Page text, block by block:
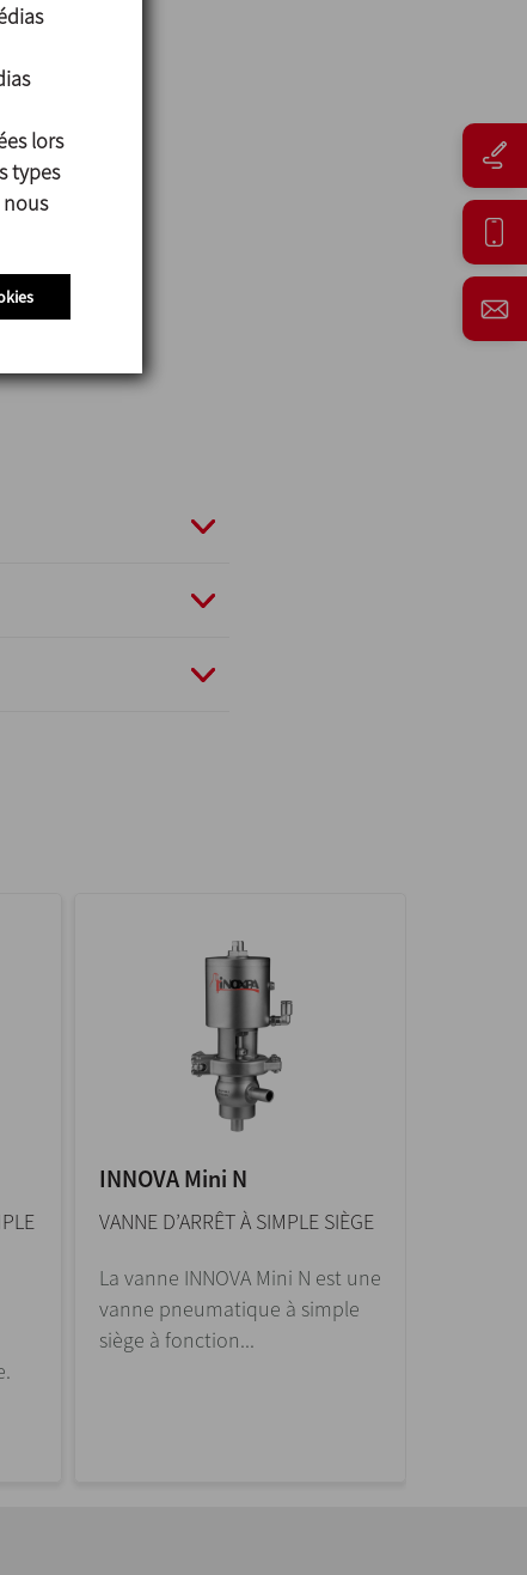
INNOVA Mini N
VANNE D’ARRÊT À SIMPLE SIÈGE
La vanne INNOVA Mini N est une
vanne pneumatique à simple
siège à fonction...
lors
types